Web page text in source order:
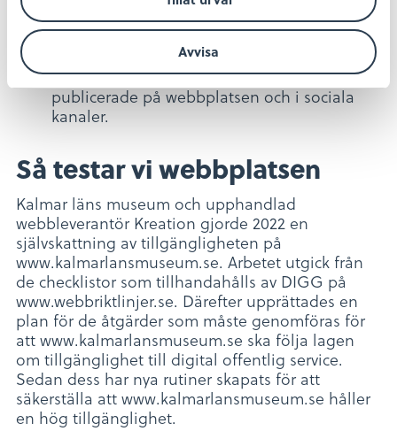
Avvisa
Syntolkning av videoinspelningar. På grund
av begränsade ekonomiska och personella
resurser har Kalmar läns museum inte
möjlighet att syntolka de filmer som finns
publicerade på webbplatsen och i sociala
kanaler.
Så testar vi webbplatsen
Kalmar läns museum och upphandlad
webbleverantör Kreation gjorde 2022 en
självskattning av tillgängligheten på
www.kalmarlansmuseum.se. Arbetet utgick från
de checklistor som tillhandahålls av DIGG på
www.webbriktlinjer.se. Därefter upprättades en
plan för de åtgärder som måste genomföras för
att www.kalmarlansmuseum.se ska följa lagen
om tillgänglighet till digital offentlig service.
Sedan dess har nya rutiner skapats för att
säkerställa att www.kalmarlansmuseum.se håller
en hög tillgänglighet.